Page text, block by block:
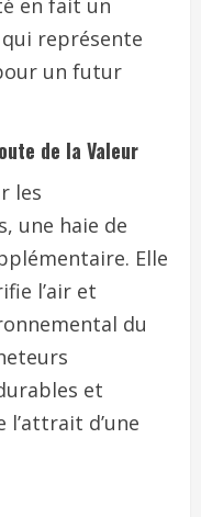
en fait un
représente
un futur
de la Valeur
les
une haie de
Elle
l’air et
du
et
d’une